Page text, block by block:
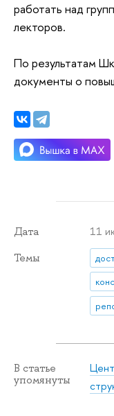
работать над
лекторов.
По результатам
документы о
Дата 11
Темы
В статье
упомянуты